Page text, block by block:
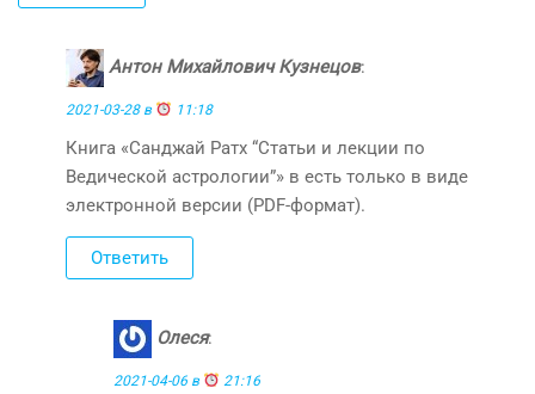
Антон Михайлович Кузнецов:
2021-03-28 в 11:18
Книга «Санджай Ратх “Статьи и лекции по
Ведической астрологии”» в есть только в виде
электронной версии (PDF-формат).
Ответить
Олеся:
2021-04-06 в 21:16